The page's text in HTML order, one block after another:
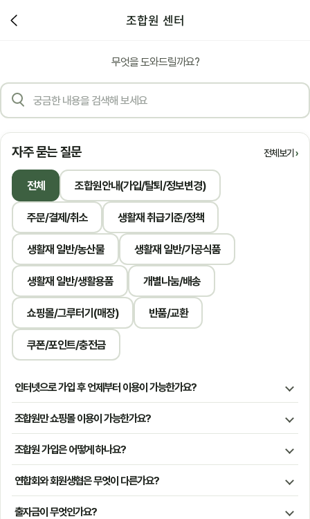
조합원 센터
무엇을 도와드릴까요?
자주 묻는 질문 전체보기
전체 조합원안내(가입/탈퇴/정보변경)
주문/결제/취소 생활재 취급기준/정책
생활재 일반/농산물 생활재 일반/가공식품
생활재 일반/생활용품 개별나눔/배송
쇼핑몰/그루터기(매장) 반품/교환
쿠폰/포인트/충전금
인터넷으로 가입 후 언제부터 이용이 가능한가요?
조합원만 쇼핑몰 이용이 가능한가요?
조합원 가입은 어떻게 하나요?
연합회와 회원생협은 무엇이 다른가요?
출자금이 무엇인가요?